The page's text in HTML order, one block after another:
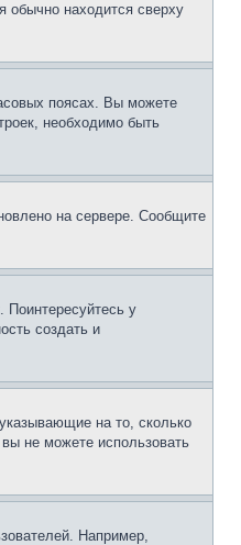
обычно находится сверху
поясах. Вы можете
необходимо быть
на сервере. Сообщите
Поинтересуйтесь у
создать и
на то, сколько
не можете использовать
Например,